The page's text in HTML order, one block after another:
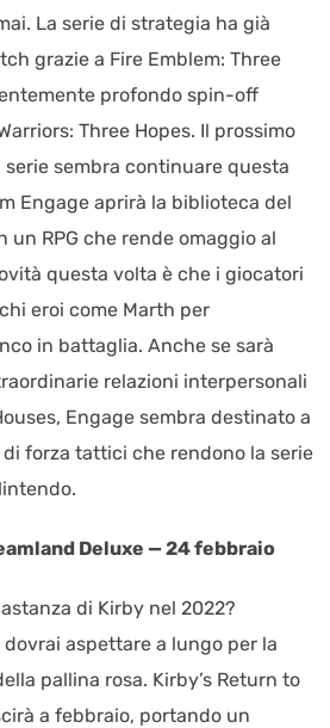
La serie di strategia ha già
grazie a Fire Emblem: Three
profondo spin-off
Three Hopes. Il prossimo
sembra continuare questa
Engage aprirà la biblioteca del
un RPG che rende omaggio al
questa volta è che i giocatori
eroi come Marth per
in battaglia. Anche se sarà
relazioni interpersonali
Engage sembra destinato a
forza tattici che rendono la serie
Deluxe — 24 febbraio
di Kirby nel 2022?
aspettare a lungo per la
pallina rosa. Kirby’s Return to
a febbraio, portando un